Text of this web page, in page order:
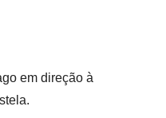
em direção à